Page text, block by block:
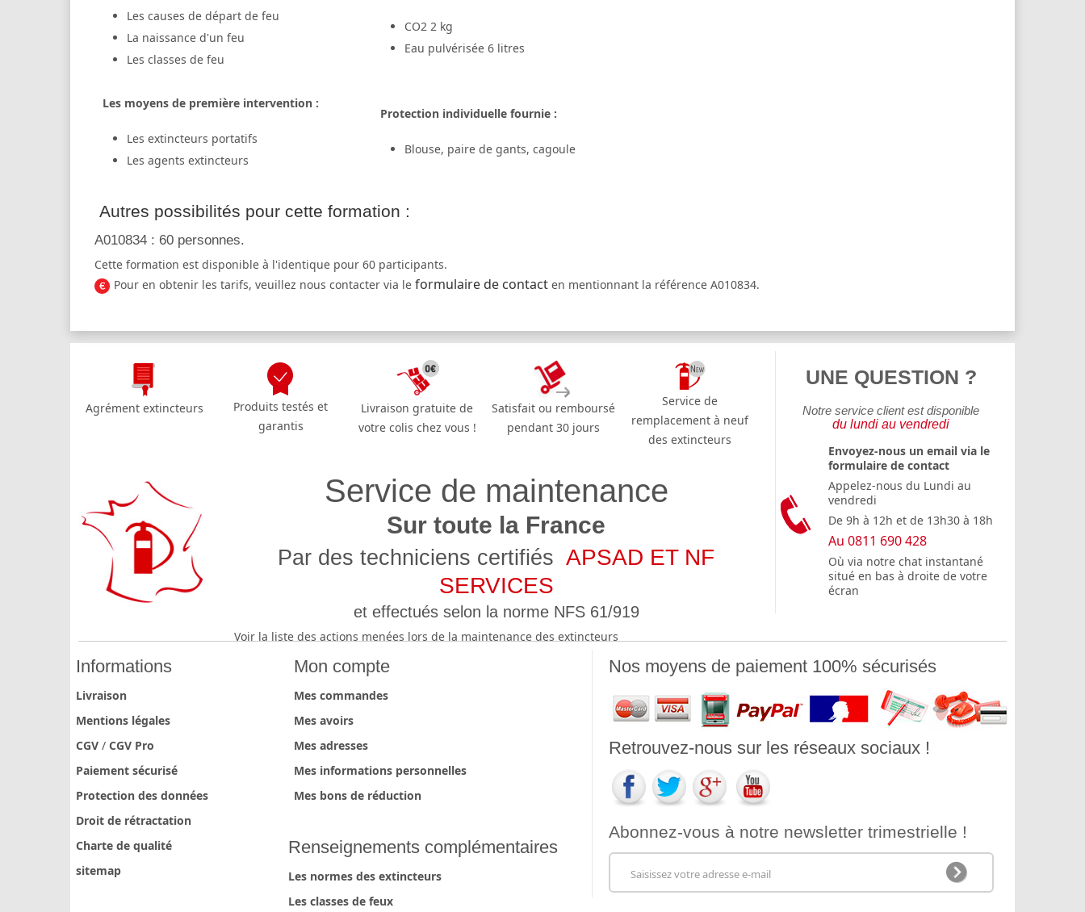
Les causes de départ de feu
La naissance d'un feu
Les classes de feu
CO2 2 kg
Eau pulvérisée 6 litres
Les moyens de première intervention :
Les extincteurs portatifs
Les agents extincteurs
Protection individuelle fournie :
Blouse, paire de gants, cagoule
Autres possibilités pour cette formation :
A010834 : 60 personnes.
Cette formation est disponible à l'identique pour 60 participants.
Pour en obtenir les tarifs, veuillez nous contacter via le formulaire de contact en mentionnant la référence A010834.
Agrément extincteurs
Produits testés et
garantis
Livraison gratuite de
votre colis chez vous !
Satisfait ou remboursé
pendant 30 jours
Service de
remplacement à neuf
des extincteurs
Service de maintenance
Sur toute la France
Par des techniciens certifiés APSAD ET NF
SERVICES
et effectués selon la norme NFS 61/919
Voir la liste des actions menées lors de la maintenance des extincteurs
UNE QUESTION ?
Notre service client est disponible
du lundi au vendredi
Envoyez-nous un email via le
formulaire de contact
Appelez-nous du Lundi au
vendredi
De 9h à 12h et de 13h30 à 18h
Au 0811 690 428
Où via notre chat instantané
situé en bas à droite de votre
écran
Abonnez-vous à notre newsletter trimestrielle !
Informations
Livraison
Mentions légales
CGV / CGV Pro
Paiement sécurisé
Protection des données
Droit de rétractation
Charte de qualité
sitemap
Mon compte
Mes commandes
Mes avoirs
Mes adresses
Mes informations personnelles
Mes bons de réduction
Renseignements complémentaires
Les normes des extincteurs
Les classes de feux
Nos moyens de paiement 100% sécurisés
Retrouvez-nous sur les réseaux sociaux !